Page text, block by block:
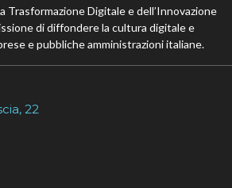
Trasformazione Digitale e dell’Innovazione
di diffondere la cultura digitale e
e pubbliche amministrazioni italiane.
22